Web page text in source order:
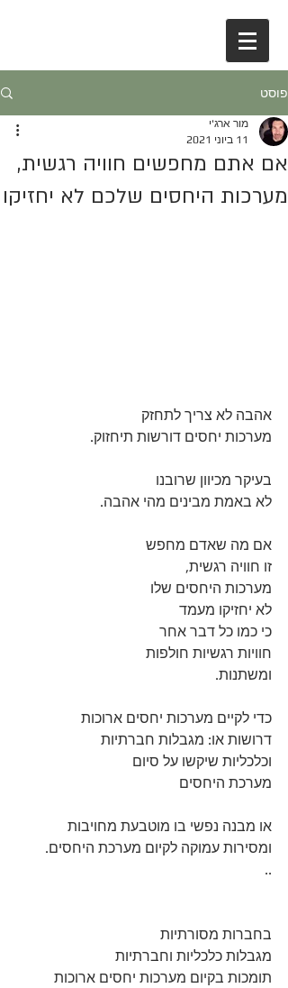
פוסט
אם אתם מחפשים חוויה רגשית,
מערכות היחסים שלכם לא יחזיקו
מור ארג'י
11 ביוני 2021
אהבה לא צריך לתחזק
מערכות יחסים דורשות תיחזוק.
בעיקר מכיוון שרובנו
לא באמת מבינים מהי אהבה.
אם מה שאדם מחפש
זו חוויה רגשית,
מערכות היחסים שלו
לא יחזיקו מעמד
כי כמו כל דבר אחר
חוויות רגשיות חולפות
ומשתנות.
כדי לקיים מערכות יחסים ארוכות
דרושות או: מגבלות חברתיות
וכלכליות שיקשו על סיום
מערכת היחסים
או מבנה נפשי בו מוטבעת מחויבות
ומסירות עמוקה לקיום מערכת היחסים.
..
בחברות מסורתיות
מגבלות כלכליות וחברתיות
תומכות בקיום מערכות יחסים ארוכות